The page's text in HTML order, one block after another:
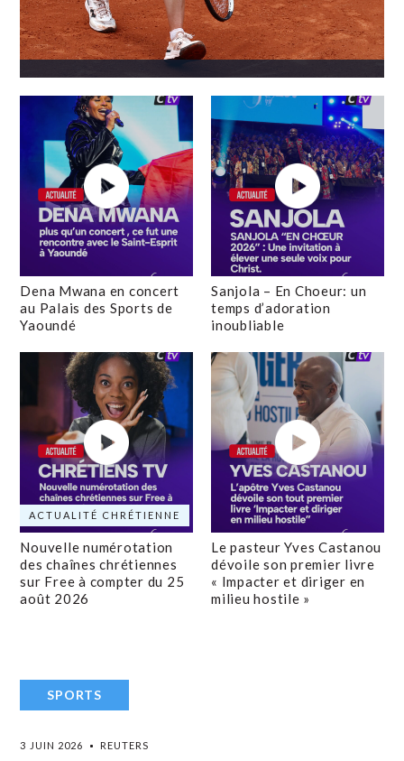
Dena Mwana en concert
au Palais des Sports de
Yaoundé
Sanjola – En Choeur: un
temps d’adoration
inoubliable
ACTUALITÉ CHRÉTIENNE
Nouvelle numérotation
des chaînes chrétiennes
sur Free à compter du 25
août 2026
Le pasteur Yves Castanou
dévoile son premier livre
« Impacter et diriger en
milieu hostile »
SPORTS
3 JUIN 2026 REUTERS